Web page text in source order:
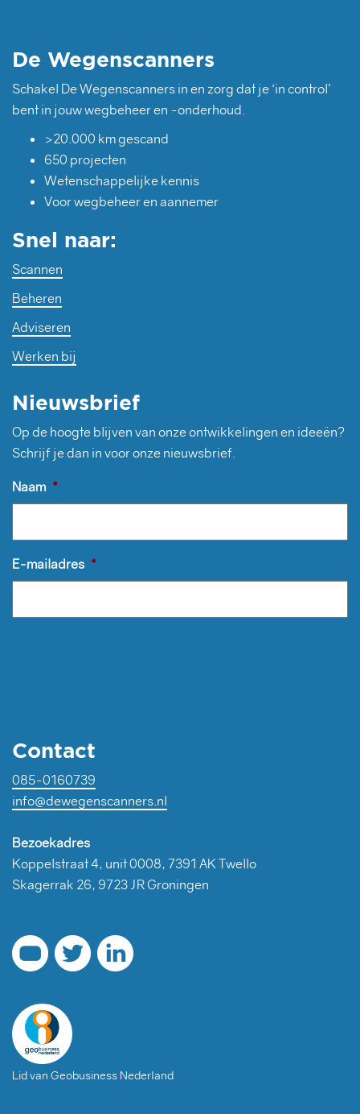
De Wegenscanners
Schakel De Wegenscanners in en zorg dat je ‘in control’
bent in jouw wegbeheer en -onderhoud.
>20.000 km gescand
650 projecten
Wetenschappelijke kennis
Voor wegbeheer en aannemer
Snel naar:
Scannen
Beheren
Adviseren
Werken bij
Nieuwsbrief
Op de hoogte blijven van onze ontwikkelingen en ideeën?
Schrijf je dan in voor onze nieuwsbrief.
Naam *
E-mailadres *
Contact
085-0160739
info@dewegenscanners.nl
Bezoekadres
Koppelstraat 4, unit 0008, 7391 AK Twello
Skagerrak 26, 9723 JR Groningen
Lid van Geobusiness Nederland